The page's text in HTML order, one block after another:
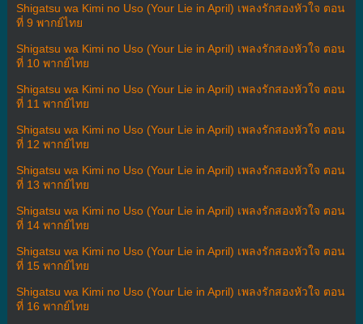
Shigatsu wa Kimi no Uso (Your Lie in April) เพลงรักสองหัวใจ ตอน
ที่ 9 พากย์ไทย
Shigatsu wa Kimi no Uso (Your Lie in April) เพลงรักสองหัวใจ ตอน
ที่ 10 พากย์ไทย
Shigatsu wa Kimi no Uso (Your Lie in April) เพลงรักสองหัวใจ ตอน
ที่ 11 พากย์ไทย
Shigatsu wa Kimi no Uso (Your Lie in April) เพลงรักสองหัวใจ ตอน
ที่ 12 พากย์ไทย
Shigatsu wa Kimi no Uso (Your Lie in April) เพลงรักสองหัวใจ ตอน
ที่ 13 พากย์ไทย
Shigatsu wa Kimi no Uso (Your Lie in April) เพลงรักสองหัวใจ ตอน
ที่ 14 พากย์ไทย
Shigatsu wa Kimi no Uso (Your Lie in April) เพลงรักสองหัวใจ ตอน
ที่ 15 พากย์ไทย
Shigatsu wa Kimi no Uso (Your Lie in April) เพลงรักสองหัวใจ ตอน
ที่ 16 พากย์ไทย